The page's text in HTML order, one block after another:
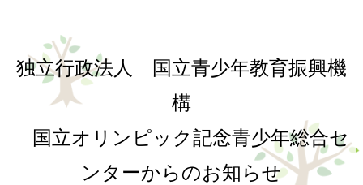
独立行政法人 国立青少年教育振興機
構
国立オリンピック記念青少年総合セ
ンターからのお知らせ